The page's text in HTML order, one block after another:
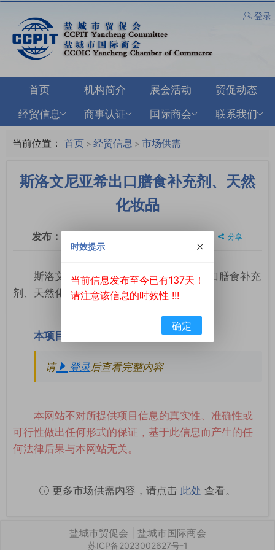
登录
首页 机构简介 展会活动
贸促动态
经贸信息
商事认证 国际商会 联系我们
当前位置： 首页 > 经贸信息 > 市场供需
斯洛文尼亚希出口膳食补充剂、天然
化妆品
发布： 分享
斯洛文尼亚Gaia Naturelle d.o.o.希出口膳食补充
剂、天然化妆品。
本项目联系方式
请 登录后查看完整内容
本网站不对所提供项目信息的真实性、准确性或
可行性做出任何形式的保证，基于此信息而产生的任
何法律后果与本网站无关。
更多市场供需内容，请点击 此处 查看。
盐城市贸促会 | 盐城市国际商会
苏ICP备2023002627号-1
时效提示
当前信息发布至今已有137天！
请注意该信息的时效性 !!!
确定